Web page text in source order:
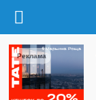
Реклама